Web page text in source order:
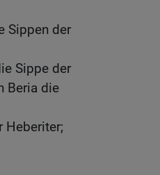
Sippen der
Sippe der
Beria die
Heberiter;